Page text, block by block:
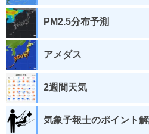
PM2.5分布予測
アメダス
2週間天気
気象予報士のポイント